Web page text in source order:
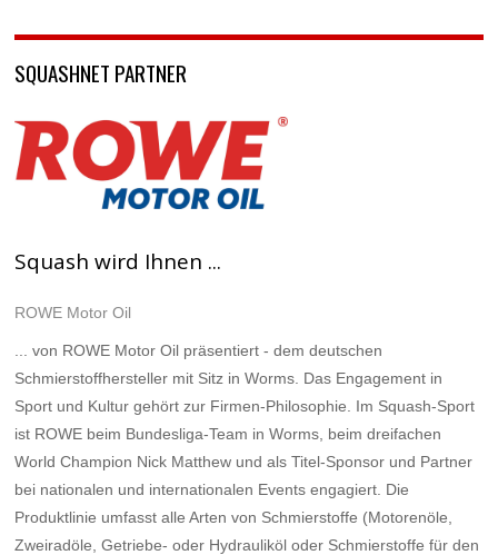
SQUASHNET PARTNER
Squash wird Ihnen ...
ROWE Motor Oil
... von ROWE Motor Oil präsentiert - dem deutschen
Schmierstoffhersteller mit Sitz in Worms. Das Engagement in
Sport und Kultur gehört zur Firmen-Philosophie. Im Squash-Sport
ist ROWE beim Bundesliga-Team in Worms, beim dreifachen
World Champion Nick Matthew und als Titel-Sponsor und Partner
bei nationalen und internationalen Events engagiert. Die
Produktlinie umfasst alle Arten von Schmierstoffe (Motorenöle,
Zweiradöle, Getriebe- oder Hydrauliköl oder Schmierstoffe für den